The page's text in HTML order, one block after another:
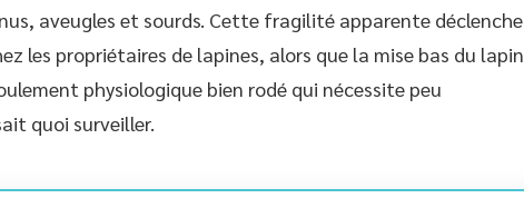
aveugles et sourds. Cette fragilité apparente déclenche
les propriétaires de lapines, alors que la mise bas du lapin
physiologique bien rodé qui nécessite peu
quoi surveiller.